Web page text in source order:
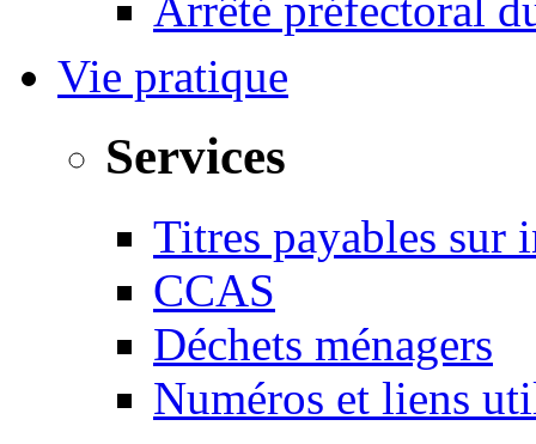
Vie pratique
Services
Titres payables sur
CCAS
Déchets ménagers
Numéros et liens